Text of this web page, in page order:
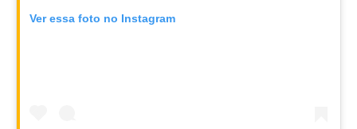
Ver essa foto no Instagram